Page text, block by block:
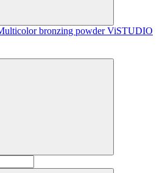
bronzing powder ViSTUDIO